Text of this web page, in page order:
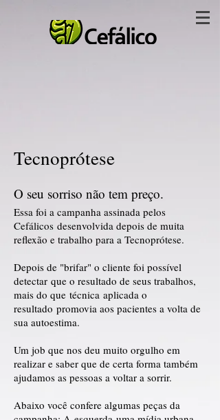
Tecnoprótese
O seu sorriso não tem preço.
Essa foi a campanha assinada pelos
Cefálicos desenvolvida depois de muita
reflexão e trabalho para a Tecnoprótese.
Depois de "brifar" o cliente foi possível
detectar que o resultado de seus trabalhos,
mais do que técnica aplicada o
resultado promovia aos pacientes a volta de
sua autoestima.
Um job que nos deu muito orgulho em
realizar e saber que de certa forma também
ajudamos as pessoas a voltar a sorrir.
Abaixo você confere algumas peças da